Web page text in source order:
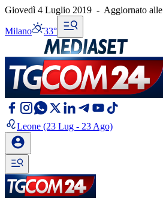
Giovedì 4 Luglio 2019 - Aggiornato alle
Milano 33°
Leone (23 Lug - 23 Ago)